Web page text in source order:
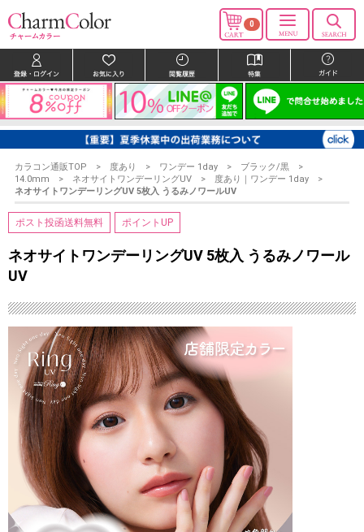
0
カラコン通販TOP 度あり ワンデー 1day
ブラック/黒
14.0mm
ネオサイトワンデーリングUV
度あり｜ワンデー 1day
ネオサイトワンデーリングUV 5枚入 うるみノワールUV
ポスト投函送料無料 ポイントUP
ネオサイトワンデーリングUV 5枚入 うるみノワール
UV